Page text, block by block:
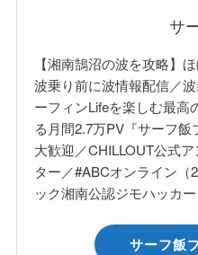
サ
【湘南鵠沼の波を攻略】
波乗り前に波情報配信／
ーフィンLifeを楽しむ最高
る月間2.7万PV『サーフ
大歓迎／CHILLOUT公式
ター／#ABCオンライン（
ック湘南公認ジモハッカ
サーフ飯